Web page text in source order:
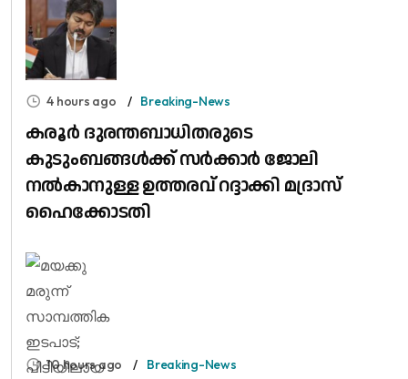
4 hours ago Breaking-News
കരൂർ ദുരന്തബാധിതരുടെ
കുടുംബങ്ങൾക്ക് സർക്കാർ ജോലി
നൽകാനുള്ള ഉത്തരവ് റദ്ദാക്കി മദ്രാസ്
ഹൈക്കോടതി
10 hours ago Breaking-News